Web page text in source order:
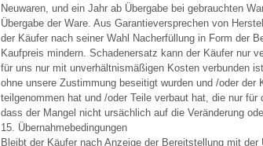
Neuwaren, und ein Jahr ab Übergabe bei gebrauchten
Übergabe der Ware. Aus Garantieversprechen von
der Käufer nach seiner Wahl Nacherfüllung in Form der
Kaufpreis mindern. Schadenersatz kann der Käufer nur
für uns nur mit unverhältnismäßigen Kosten verbunden
ohne unsere Zustimmung beseitigt wurden und /oder
teilgenommen hat und /oder Teile verbaut hat, die nur
dass der Mangel nicht ursächlich auf die Veränderung
15. Übernahmebedingungen
Bleibt der Käufer nach Anzeige der Bereitstellung mit